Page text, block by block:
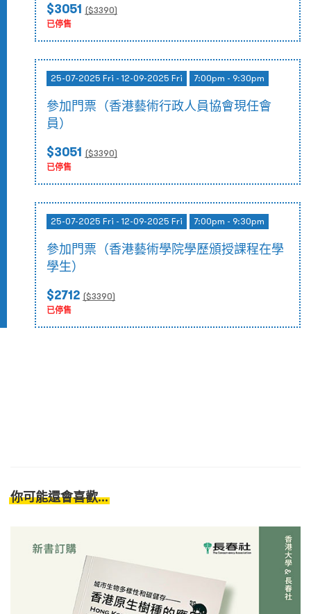
$3051 ($3390)
已停售
25-07-2025 Fri - 12-09-2025 Fri 7:00pm - 9:30pm
參加門票（香港藝術行政人員協會現任會
員）
$3051 ($3390)
已停售
25-07-2025 Fri - 12-09-2025 Fri 7:00pm - 9:30pm
參加門票（香港藝術學院學歷頒授課程在學
學生）
$2712 ($3390)
已停售
你可能還會喜歡...